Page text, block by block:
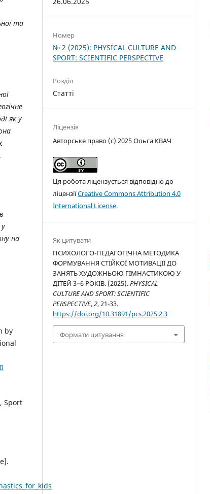
та
як у
на
by
Sport
Номер
№ 2 (2025): PHYSICAL CULTURE AND
SPORT: SCIENTIFIC PERSPECTIVE
Розділ
Статті
Ліцензія
Авторське право (c) 2025 Ольга КВАЧ
Ця робота ліцензується відповідно до
ліцензіїCreative Commons Attribution 4.0
International License.
Як цитувати
ПСИХОЛОГО-ПЕДАГОГІЧНА МЕТОДИКА
ФОРМУВАННЯ СТІЙКОЇ МОТИВАЦІЇ ДО
ЗАНЯТЬ ХУДОЖНЬОЮ ГІМНАСТИКОЮ У
ДІТЕЙ 3–6 РОКІВ. (2025).PHYSICAL
CULTURE AND SPORT: SCIENTIFIC
PERSPECTIVE,2, 21-33.
https://doi.org/10.31891/pcs.2025.2.3
Формати цитування